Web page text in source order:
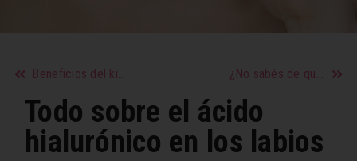
Beneficios del kiwi que te harán incluirlo en cada día de tu vida ¿No sabés de qué hablar en una primera cita?
Todo sobre el ácido
hialurónico en los labios